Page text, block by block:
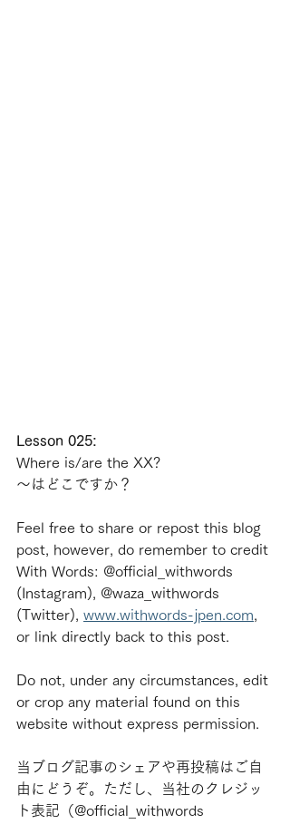
Lesson 025:
Where is/are the XX?
～はどこですか？
Feel free to share or repost this blog
post, however, do remember to credit
With Words: @official_withwords
(Instagram), @waza_withwords
(Twitter), www.withwords-jpen.com
or link directly back to this post.
Do not, under any circumstances, edit
or crop any material found on this
website without express permission.
当ブログ記事のシェアや再投稿はご自
由にどうぞ。ただし、当社のクレジッ
ト表記（@official_withwords